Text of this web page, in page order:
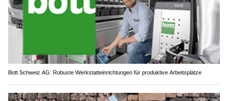
Bott Schweiz AG: Robuste Werkstatteinrichtungen für produktive Arbeitsplätze